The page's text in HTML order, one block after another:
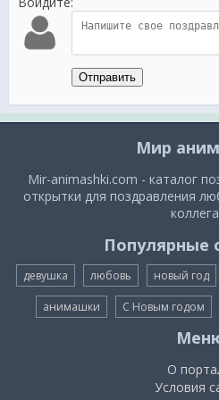
Отправить
Мир
Mir-animashki.com - каталог
открытки для поздравления
Популярные
девушка любовь новый год
анимашки С Новым годом
О
Условия